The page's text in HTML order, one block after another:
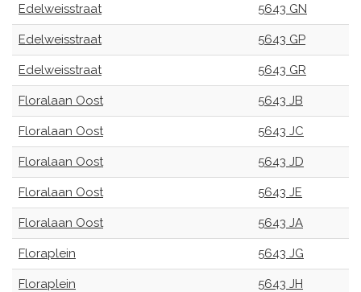
Edelweisstraat 5643 GN
Edelweisstraat 5643 GP
Edelweisstraat 5643 GR
Floralaan Oost 5643 JB
Floralaan Oost 5643 JC
Floralaan Oost 5643 JD
Floralaan Oost 5643 JE
Floralaan Oost 5643 JA
Floraplein 5643 JG
Floraplein 5643 JH